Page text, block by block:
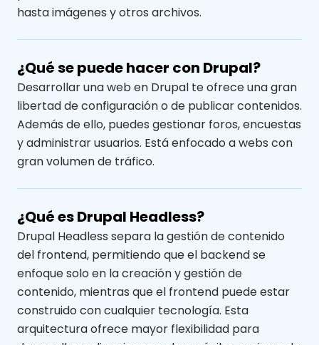
hasta imágenes y otros archivos.
¿Qué se puede hacer con Drupal?
Desarrollar una web en Drupal te ofrece una gran
libertad de configuración o de publicar contenidos.
Además de ello, puedes gestionar foros, encuestas
y administrar usuarios. Está enfocado a webs con
gran volumen de tráfico.
¿Qué es Drupal Headless?
Drupal Headless separa la gestión de contenido
del frontend, permitiendo que el backend se
enfoque solo en la creación y gestión de
contenido, mientras que el frontend puede estar
construido con cualquier tecnología. Esta
arquitectura ofrece mayor flexibilidad para